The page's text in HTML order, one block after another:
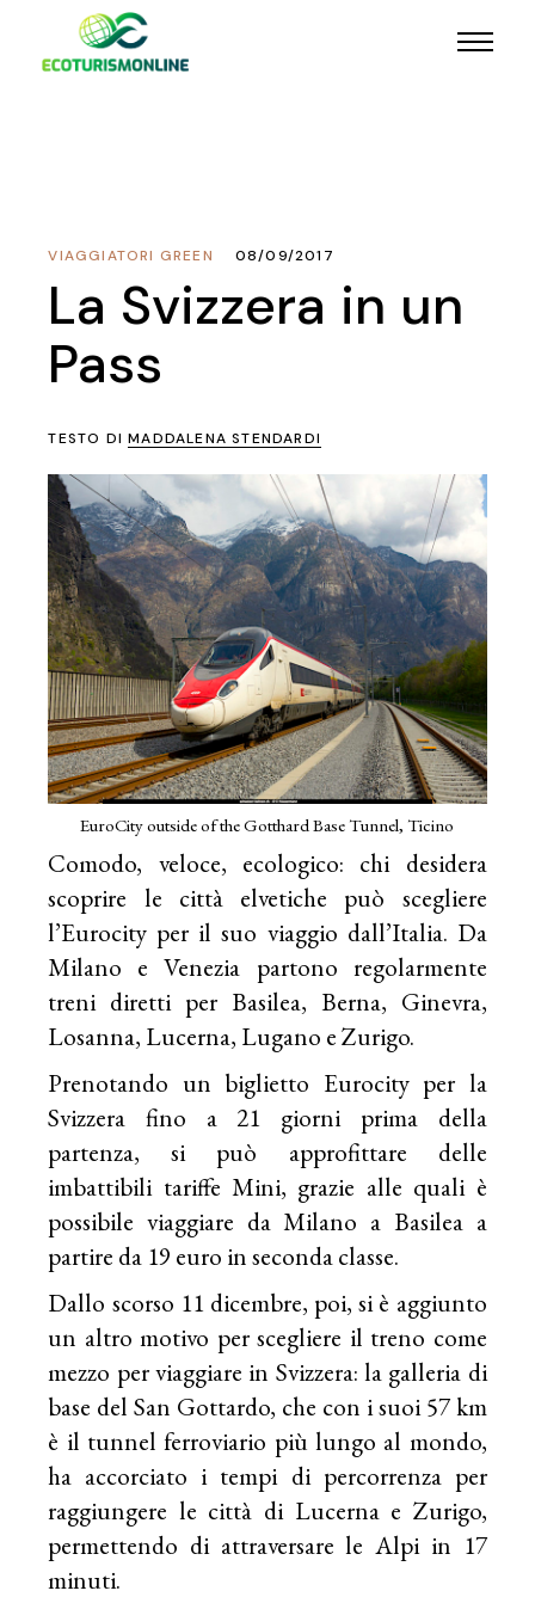
VIAGGIATORI GREEN 08/09/2017
La Svizzera in un
Pass
TESTO DIMADDALENA STENDARDI
EuroCity outside of the Gotthard Base Tunnel, Ticino
Comodo, veloce, ecologico: chi desidera
scoprire le città elvetiche può scegliere
l’Eurocity per il suo viaggio dall’Italia. Da
Milano e Venezia partono regolarmente
treni diretti per Basilea, Berna, Ginevra,
Losanna, Lucerna, Lugano e Zurigo.
Prenotando un biglietto Eurocity per la
Svizzera fino a 21 giorni prima della
partenza, si può approfittare delle
imbattibili tariffe Mini, grazie alle quali è
possibile viaggiare da Milano a Basilea a
partire da 19 euro in seconda classe.
Dallo scorso 11 dicembre, poi, si è aggiunto
un altro motivo per scegliere il treno come
mezzo per viaggiare in Svizzera: la galleria di
base del San Gottardo, che con i suoi 57 km
è il tunnel ferroviario più lungo al mondo,
ha accorciato i tempi di percorrenza per
raggiungere le città di Lucerna e Zurigo,
permettendo di attraversare le Alpi in 17
minuti.